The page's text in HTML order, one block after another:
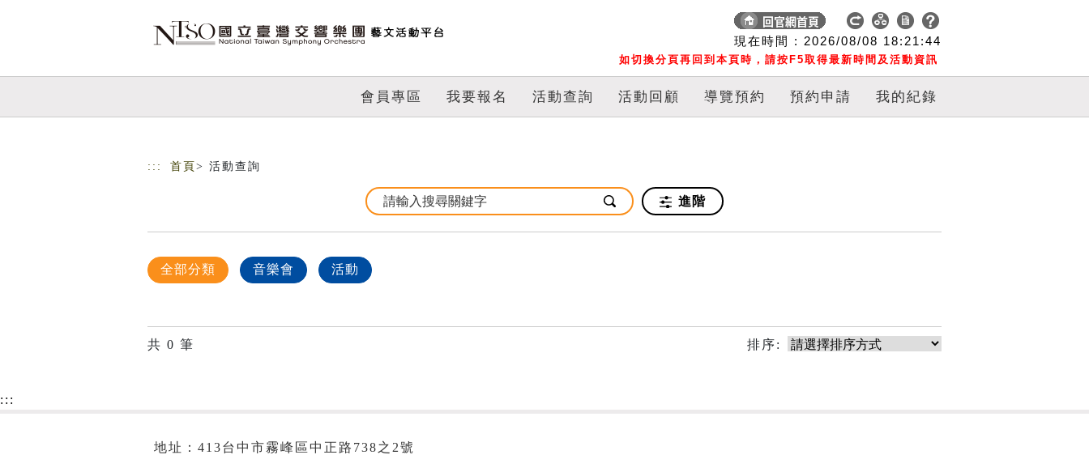
現在時間 : 2026/08/08 18:21:44
如切換分頁再回到本頁時，請按F5取得最新時間及活動資訊
會員專區 我要報名 活動查詢 活動回顧 導覽預約 預約申請 我的紀錄
::: 首頁 > 活動查詢
進階
全部分類 音樂會 活動
共 0 筆 排序:
:::
地址：413台中市霧峰區中正路738之2號